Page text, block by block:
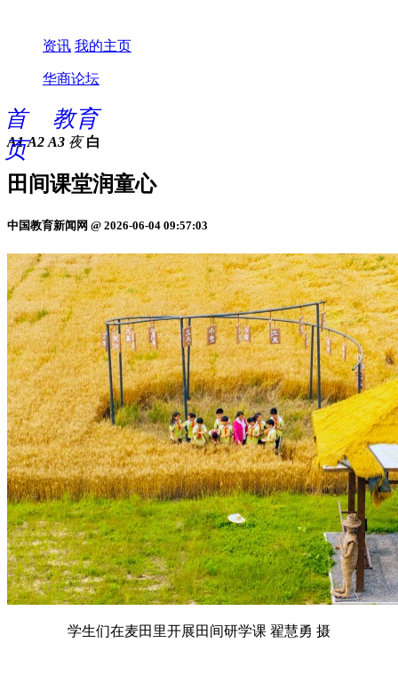
资讯 我的主页
华商论坛
首
页
教育
A1 A2 A3 夜 白
田间课堂润童心
中国教育新闻网 @ 2026-06-04 09:57:03
学生们在麦田里开展田间研学课 翟慧勇 摄